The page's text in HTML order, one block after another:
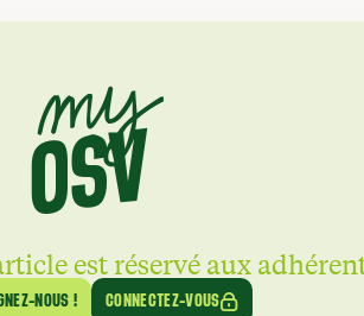
est réservé aux
NOUS ! CONNECTEZ-VOUS